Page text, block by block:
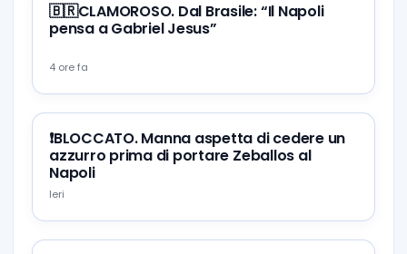
🇧🇷CLAMOROSO. Dal Brasile: “Il Napoli
pensa a Gabriel Jesus”
4 ore fa
❗️BLOCCATO. Manna aspetta di cedere un
azzurro prima di portare Zeballos al
Napoli
Ieri